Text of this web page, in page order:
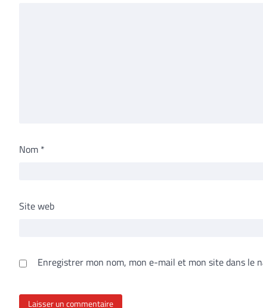
Nom *
Site web
Enregistrer mon nom, mon e-mail et mon site dans le